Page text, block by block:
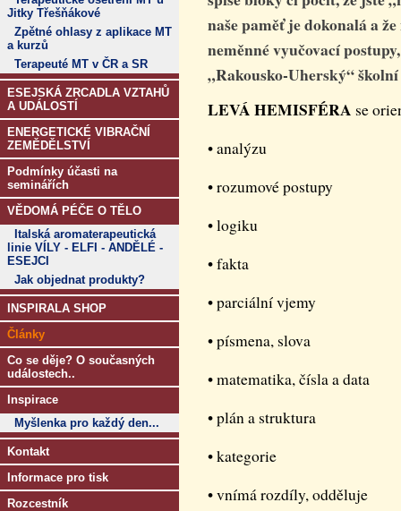
Jitky Třešňákové
Zpětné ohlasy z aplikace MT
a kurzů
Terapeuté MT v ČR a SR
ESEJSKÁ ZRCADLA VZTAHŮ
A UDÁLOSTÍ
ENERGETICKÉ VIBRAČNÍ
ZEMĚDĚLSTVÍ
Podmínky účasti na
seminářích
VĚDOMÁ PÉČE O TĚLO
Italská aromaterapeutická
linie VÍLY - ELFI - ANDĚLÉ -
ESEJCI
Jak objednat produkty?
INSPIRALA SHOP
Články
Co se děje? O současných
událostech..
Inspirace
Myšlenka pro každý den...
Kontakt
Informace pro tisk
Rozcestník
naše paměť je dokonalá a
neměnné vyučovací
„Rakousko-Uherský“ školní
LEVÁ HEMISFÉRA se
• analýzu
• rozumové postupy
• logiku
• fakta
• parciální vjemy
• písmena, slova
• matematika, čísla a data
• plán a struktura
• kategorie
• vnímá rozdíly, odděluje